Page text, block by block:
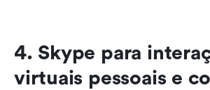
4. Skype para
virtuais pessoais e